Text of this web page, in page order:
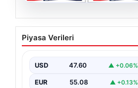
05.08.2026
YARIN günlerden
Cumhuriyet Kitap! Sayı
Piyasa Verileri
USD 47.60 ▲ +0.06%
EUR 55.08 ▲ +0.13%